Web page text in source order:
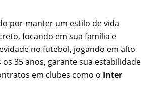
por manter um estilo de vida
focando em sua família e
no futebol, jogando em alto
os 35 anos, garante sua estabilidade
em clubes como o Inter